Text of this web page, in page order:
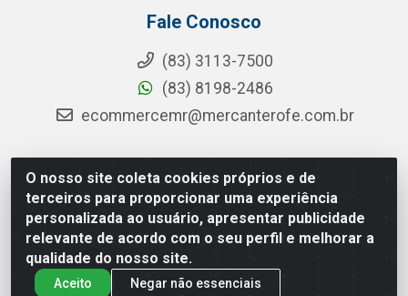
O nosso site coleta cookies próprios e de
terceiros para proporcionar uma experiência
personalizada ao usuário, apresentar publicidade
relevante de acordo com o seu perfil e melhorar a
qualidade do nosso site.
Aceito Negar não essenciais
Fale Conosco
(83) 3113-7500
(83) 8198-2486
ecommercemr@mercanterofe.com.br
MR Distribuidora - Rua Hortêncio Ribeiro de Luna, 3777 -
Distrito Industrial, João Pessoa/PB - CEP 58081-400 -
CNPJ 35.428.312/0001-85